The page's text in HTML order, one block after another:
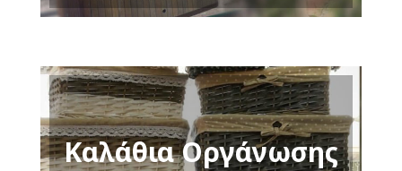
Καλάθια Οργάνωσης